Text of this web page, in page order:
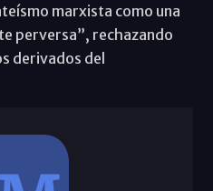
marxista como una
perversa”, rechazando
derivados del